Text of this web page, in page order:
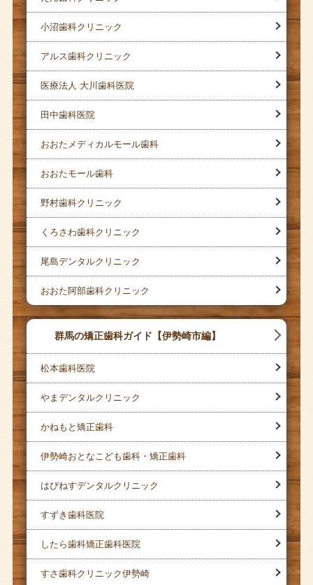
小沼歯科クリニック
アルス歯科クリニック
医療法人 大川歯科医院
田中歯科医院
おおたメディカルモール歯科
おおたモール歯科
野村歯科クリニック
くろさわ歯科クリニック
尾島デンタルクリニック
おおた阿部歯科クリニック
群馬の矯正歯科ガイド【伊勢崎市編】
松本歯科医院
やまデンタルクリニック
かねもと矯正歯科
伊勢崎おとなこども歯科・矯正歯科
はぴねすデンタルクリニック
すずき歯科医院
したら歯科矯正歯科医院
すさ歯科クリニック伊勢崎